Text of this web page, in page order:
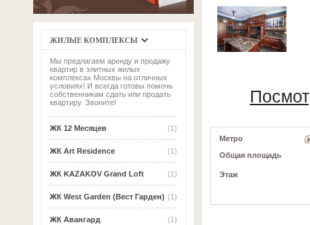
ЖИЛЫЕ КОМПЛЕКСЫ
Мы предлагаем аренду и продажу
квартир в элитных жилых
комплексах Москвы на отличных
условиях! И всегда готовы помочь
собственникам сдать или продать
квартиру. Звоните!
(1)
ЖК 12 Месяцев
(1)
ЖК Art Residence
(1)
ЖК KAZAKOV Grand Loft
(1)
ЖК West Garden (Вест Гарден)
(1)
ЖК Авангард
Метро
Общая площадь
Этаж